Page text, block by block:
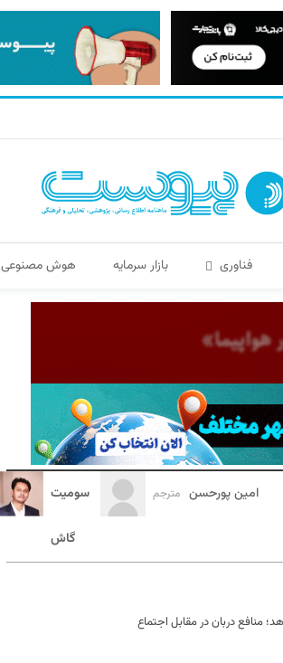
فناوری بازار سرمایه هوش مصنوعی
امین پورحسن مترجم سومیت
گاش